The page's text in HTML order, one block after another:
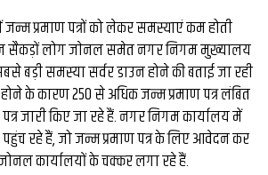
प्रमाण पत्रों को लेकर समस्याएं कम होती
सैकड़ों लोग जाेनल समेत नगर निगम मुख्‍यालय
बड़ी समस्‍या सर्वर डाउन होने की बताई जा रही
के कारण 250 से अधिक जन्म प्रमाण पत्र लंबित
पत्र जारी किए जा रहे हैं. नगर निगम कार्यालय में
पहुंच रहे हैं, जो जन्म प्रमाण पत्र के लिए आवेदन कर
कार्यालयों के चक्कर लगा रहे हैं.